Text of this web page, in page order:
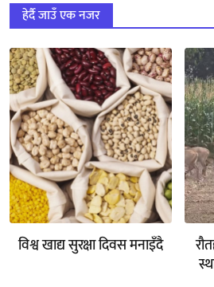
हेर्दै जाउँ एक नजर
विश्व खाद्य सुरक्षा दिवस मनाइँदै